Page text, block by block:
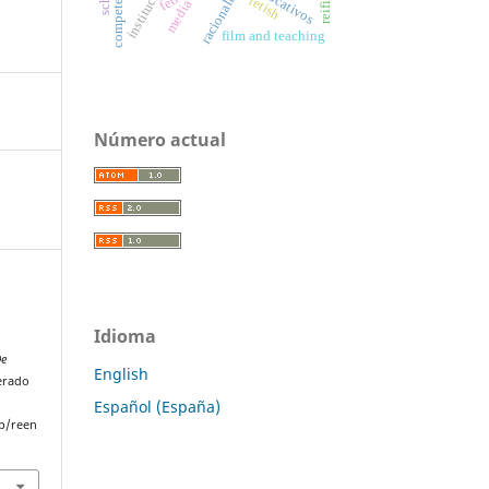
reen
racionality fetish
media
film and teaching
Número actual
Idioma
English
Español (España)